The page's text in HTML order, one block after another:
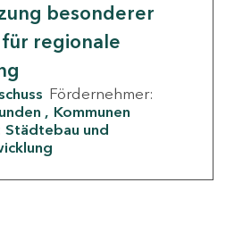
besonderer
regionale
Fördernehmer:
Kommunen
Städtebau und